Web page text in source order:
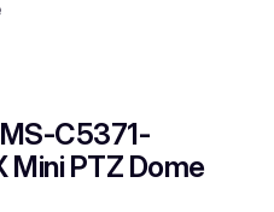
C5371-
Mini PTZ Dome